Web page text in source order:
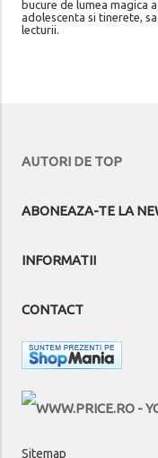
bucure de lumea magica
adolescenta si tinerete,
lecturii.
AUTORI DE TOP
ABONEAZA-TE LA
INFORMATII
CONTACT
Sitemap